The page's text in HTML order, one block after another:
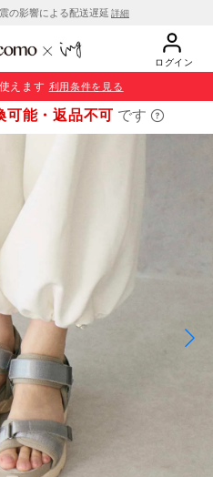
の影響による配送遅延 詳細
ログイン
えます 利用条件を見る
可能・返品不可 です